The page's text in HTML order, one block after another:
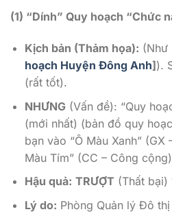
(1) “Dính” Quy hoạch “Chức
Kịch bản (Thảm họa): (Như
hoạch Huyện Đông Anh]).
(rất tốt).
NHƯNG(Vấn đề): “Quy
(mới nhất) (bản đồ quy
bạn vào “Ô Màu Xanh” (GX
Màu Tím” (CC – Công
Hậu quả: TRƯỢT (Thất bại)
Lý do: Phòng Quản lý Đô